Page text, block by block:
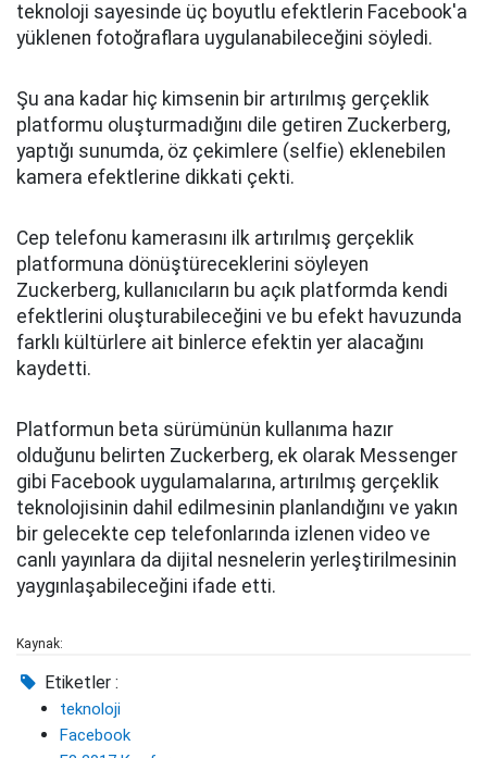
teknoloji sayesinde üç boyutlu efektlerin Facebook'a
yüklenen fotoğraflara uygulanabileceğini söyledi.
Şu ana kadar hiç kimsenin bir artırılmış gerçeklik
platformu oluşturmadığını dile getiren Zuckerberg,
yaptığı sunumda, öz çekimlere (selfie) eklenebilen
kamera efektlerine dikkati çekti.
Cep telefonu kamerasını ilk artırılmış gerçeklik
platformuna dönüştüreceklerini söyleyen
Zuckerberg, kullanıcıların bu açık platformda kendi
efektlerini oluşturabileceğini ve bu efekt havuzunda
farklı kültürlere ait binlerce efektin yer alacağını
kaydetti.
Platformun beta sürümünün kullanıma hazır
olduğunu belirten Zuckerberg, ek olarak Messenger
gibi Facebook uygulamalarına, artırılmış gerçeklik
teknolojisinin dahil edilmesinin planlandığını ve yakın
bir gelecekte cep telefonlarında izlenen video ve
canlı yayınlara da dijital nesnelerin yerleştirilmesinin
yaygınlaşabileceğini ifade etti.
Kaynak:
Etiketler :
teknoloji
Facebook